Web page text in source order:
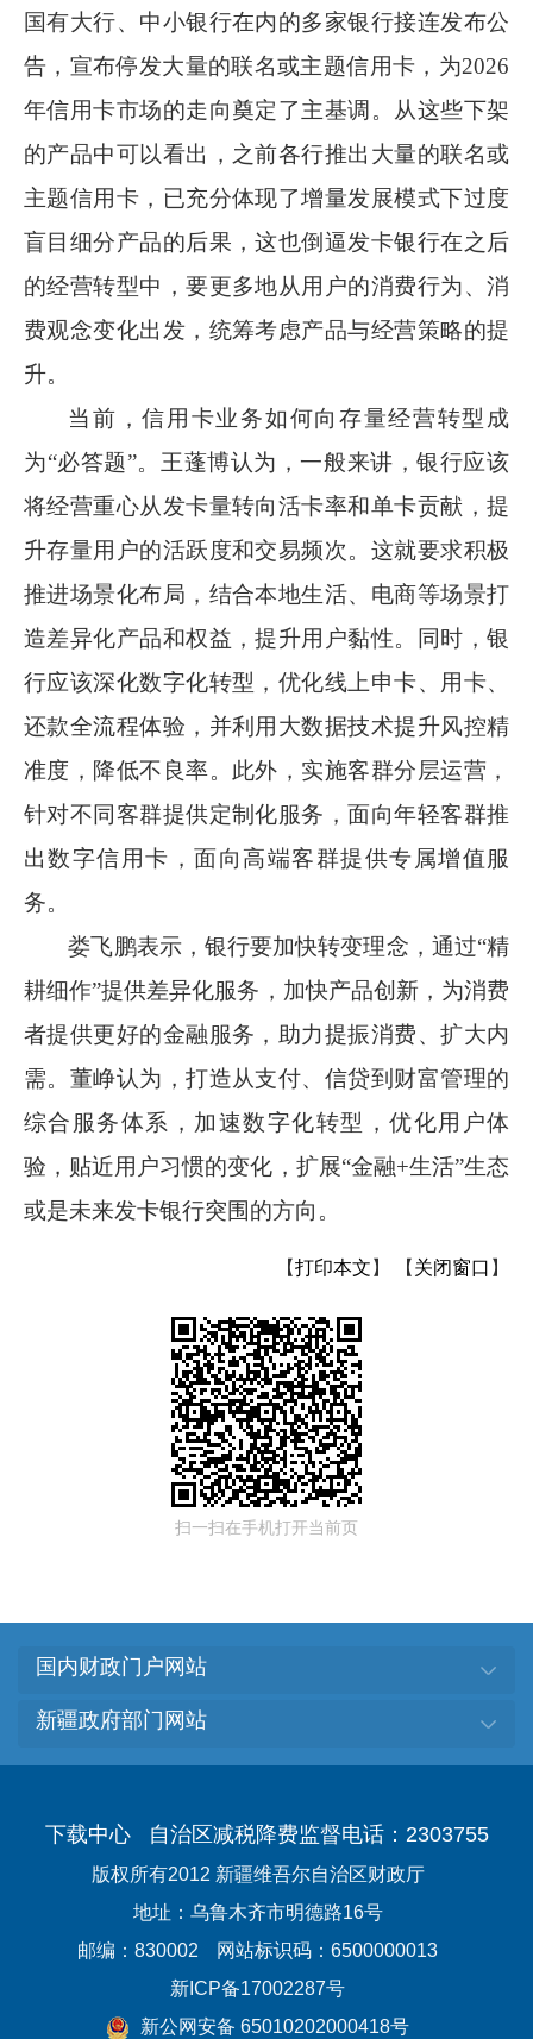
国有大行、中小银行在内的多家银行接连发布公
告，宣布停发大量的联名或主题信用卡，为2026
年信用卡市场的走向奠定了主基调。从这些下架
的产品中可以看出，之前各行推出大量的联名或
主题信用卡，已充分体现了增量发展模式下过度
盲目细分产品的后果，这也倒逼发卡银行在之后
的经营转型中，要更多地从用户的消费行为、消
费观念变化出发，统筹考虑产品与经营策略的提
升。
当前，信用卡业务如何向存量经营转型成
为“必答题”。王蓬博认为，一般来讲，银行应该
将经营重心从发卡量转向活卡率和单卡贡献，提
升存量用户的活跃度和交易频次。这就要求积极
推进场景化布局，结合本地生活、电商等场景打
造差异化产品和权益，提升用户黏性。同时，银
行应该深化数字化转型，优化线上申卡、用卡、
还款全流程体验，并利用大数据技术提升风控精
准度，降低不良率。此外，实施客群分层运营，
针对不同客群提供定制化服务，面向年轻客群推
出数字信用卡，面向高端客群提供专属增值服
务。
娄飞鹏表示，银行要加快转变理念，通过“精
耕细作”提供差异化服务，加快产品创新，为消费
者提供更好的金融服务，助力提振消费、扩大内
需。董峥认为，打造从支付、信贷到财富管理的
综合服务体系，加速数字化转型，优化用户体
验，贴近用户习惯的变化，扩展“金融+生活”生态
或是未来发卡银行突围的方向。
【打印本文 】 【 关闭窗口 】
扫一扫在手机打开当前页
国内财政门户网站
新疆政府部门网站
下载中心 自治区减税降费监督电话：2303755
版权所有2012 新疆维吾尔自治区财政厅
地址：乌鲁木齐市明德路16号
邮编：830002
网站标识码：6500000013
新ICP备17002287号
新公网安备 65010202000418号